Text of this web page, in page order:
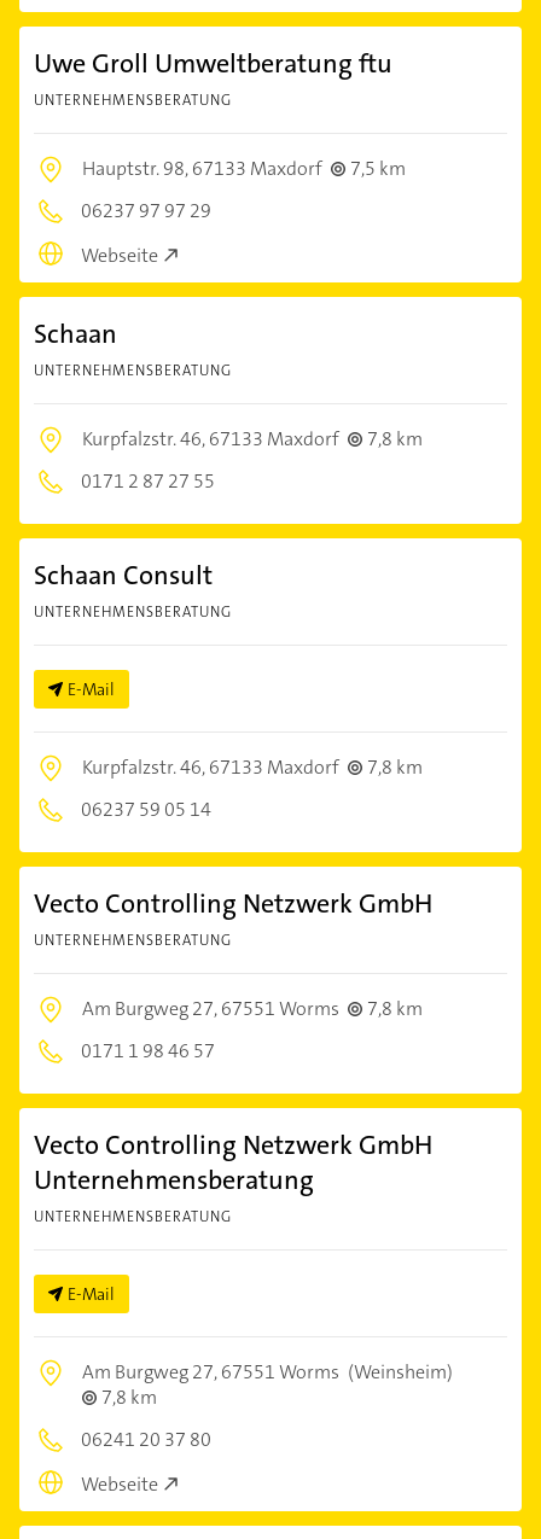
Uwe Groll Umweltberatung ftu
UNTERNEHMENSBERATUNG
Hauptstr. 98,67133 Maxdorf
7,5 km
06237 97 97 29
Webseite
Schaan
UNTERNEHMENSBERATUNG
Kurpfalzstr. 46,67133 Maxdorf
7,8 km
0171 2 87 27 55
Schaan Consult
UNTERNEHMENSBERATUNG
E-Mail
Kurpfalzstr. 46,67133 Maxdorf
7,8 km
06237 59 05 14
Vecto Controlling Netzwerk GmbH
UNTERNEHMENSBERATUNG
Am Burgweg 27,67551 Worms
7,8 km
0171 1 98 46 57
Vecto Controlling Netzwerk GmbH
Unternehmensberatung
UNTERNEHMENSBERATUNG
E-Mail
Am Burgweg 27,67551 Worms (Weinsheim)
7,8 km
06241 20 37 80
Webseite